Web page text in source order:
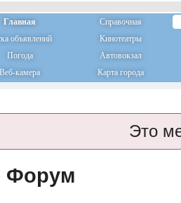
Главная
Справочная
объявлений
Кинотеатры
Погода
Автовокзал
Веб-камера
Карта города
Это
Форум